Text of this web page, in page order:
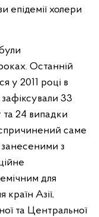
епідемії холери
Останній
у 2011 році в
33
24 випадки
саме
занесеними з
для
Азії,
та Центральної